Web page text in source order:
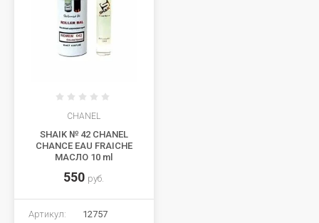
CHANEL
SHAIK № 42 CHANEL
CHANCE EAU FRAICHE
МАСЛО 10 ml
550 руб.
Артикул: 12757